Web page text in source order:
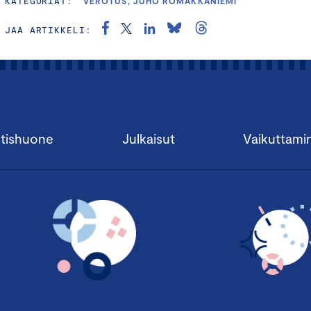
JAA ARTIKKELI:
Julkaisut